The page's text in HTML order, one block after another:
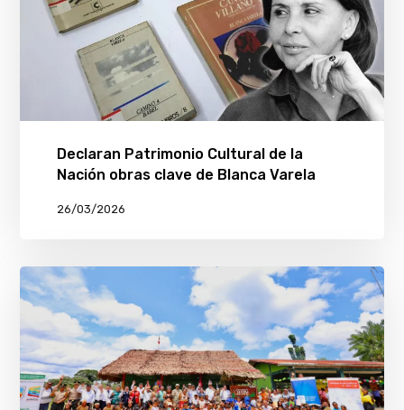
Declaran Patrimonio Cultural de la
Nación obras clave de Blanca Varela
26/03/2026